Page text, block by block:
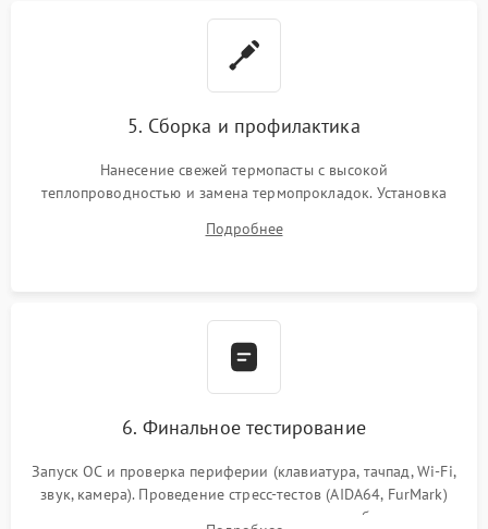
5. Сборка и профилактика
Нанесение свежей термопасты с высокой
теплопроводностью и замена термопрокладок. Установка
шлейфов, модулей памяти и накопителей. Предварительная
Подробнее
6. Финальное тестирование
Запуск ОС и проверка периферии (клавиатура, тачпад, Wi-Fi,
звук, камера). Проведение стресс-тестов (AIDA64, FurMark)
для контроля температурного режима и стабильности